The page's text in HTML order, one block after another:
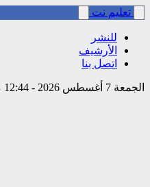
تعليم نت
للنشر
الأرشيف
اتصل بنا
الجمعة 7 أغسطس 2026 - 12:44 مساءً